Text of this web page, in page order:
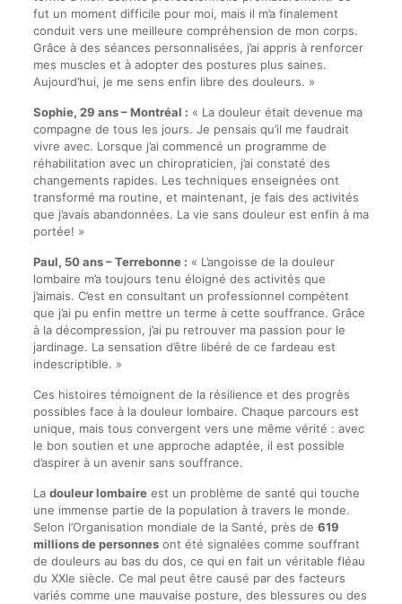
fut un moment difficile pour moi, mais il m’a finalement
conduit vers une meilleure compréhension de mon corps.
Grâce à des séances personnalisées, j’ai appris à renforcer
mes muscles et à adopter des postures plus saines.
Aujourd’hui, je me sens enfin libre des douleurs. »
Sophie, 29 ans – Montréal : « La douleur était devenue ma
compagne de tous les jours. Je pensais qu’il me faudrait
vivre avec. Lorsque j’ai commencé un programme de
réhabilitation avec un chiropraticien, j’ai constaté des
changements rapides. Les techniques enseignées ont
transformé ma routine, et maintenant, je fais des activités
que j’avais abandonnées. La vie sans douleur est enfin à ma
portée! »
Paul, 50 ans – Terrebonne : « L’angoisse de la douleur
lombaire m’a toujours tenu éloigné des activités que
j’aimais. C’est en consultant un professionnel compétent
que j’ai pu enfin mettre un terme à cette souffrance. Grâce
à la décompression, j’ai pu retrouver ma passion pour le
jardinage. La sensation d’être libéré de ce fardeau est
indescriptible. »
Ces histoires témoignent de la résilience et des progrès
possibles face à la douleur lombaire. Chaque parcours est
unique, mais tous convergent vers une même vérité : avec
le bon soutien et une approche adaptée, il est possible
d’aspirer à un avenir sans souffrance.
La douleur lombaireest un problème de santé qui touche
une immense partie de la population à travers le monde.
Selon l’Organisation mondiale de la Santé, près de 619
millions de personnesont été signalées comme souffrant
de douleurs au bas du dos, ce qui en fait un véritable fléau
du XXIe siècle. Ce mal peut être causé par des facteurs
variés comme une mauvaise posture, des blessures ou des